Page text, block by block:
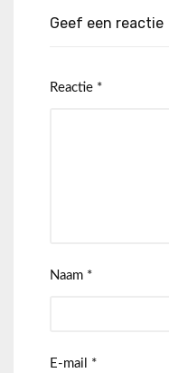
Geef een reactie
Reactie *
Naam *
E-mail *